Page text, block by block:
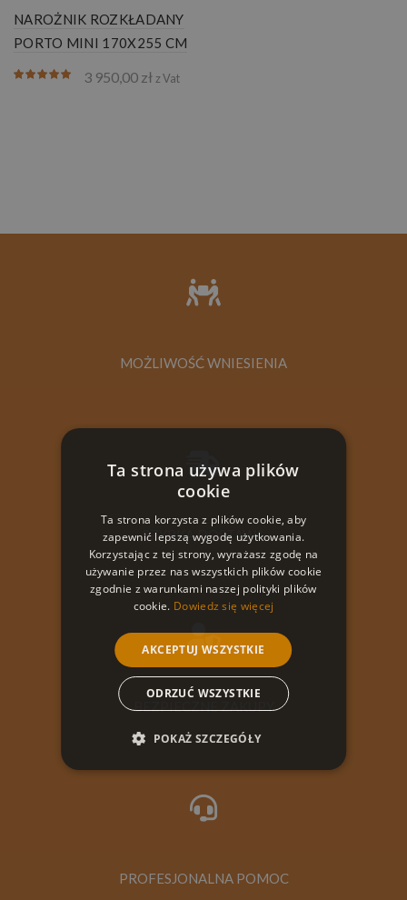
NAROŻNIK ROZKŁADANY
PORTO MINI 170X255 CM
3 950,00 zł z Vat
MOŻLIWOŚĆ WNIESIENIA
SZYBKA DOSTAWA
BEZPIECZNE ZAKUPY
PROFESJONALNA POMOC
Ta strona używa plików
cookie
Ta strona korzysta z plików cookie, aby
zapewnić lepszą wygodę użytkowania.
Korzystając z tej strony, wyrażasz zgodę na
używanie przez nas wszystkich plików cookie
zgodnie z warunkami naszej polityki plików
cookie. Dowiedz się więcej
AKCEPTUJ WSZYSTKIE
ODRZUĆ WSZYSTKIE
POKAŻ SZCZEGÓŁY